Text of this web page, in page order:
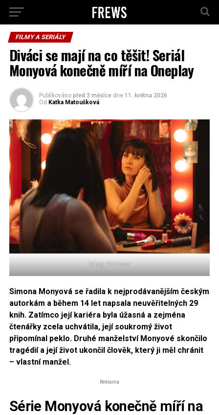
FILMY A SERIÁLY
Diváci se mají na co těšit! Seriál
Monyová konečně míří na Oneplay
Publikováno před 3 měsíce dne 11. května 2026
Od Katka Matoušková
Zdroj: TV Nova
Simona Monyová se řadila k nejprodávanějším českým
autorkám a během 14 let napsala neuvěřitelných 29
knih. Zatímco její kariéra byla úžasná a zejména
čtenářky zcela uchvátila, její soukromý život
připomínal peklo. Druhé manželství Monyové skončilo
tragédií a její život ukončil člověk, který ji měl chránit
– vlastní manžel.
Reklama
Série Monyová konečně míří na